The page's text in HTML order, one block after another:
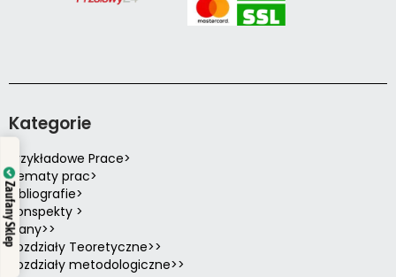
Kategorie
Przykładowe Prace>
Tematy prac>
Bibliografie>
Konspekty >
Plany>>
Rozdziały Teoretyczne>>
Rozdziały metodologiczne>>
Zaufany Sklep